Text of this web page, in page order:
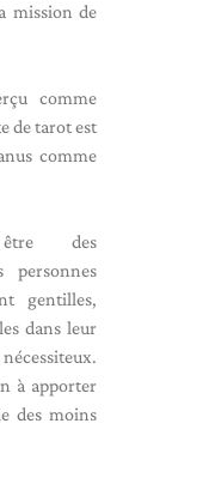
mission de
comme
de tarot est
comme
des
personnes
gentilles,
dans leur
à apporter
des moins